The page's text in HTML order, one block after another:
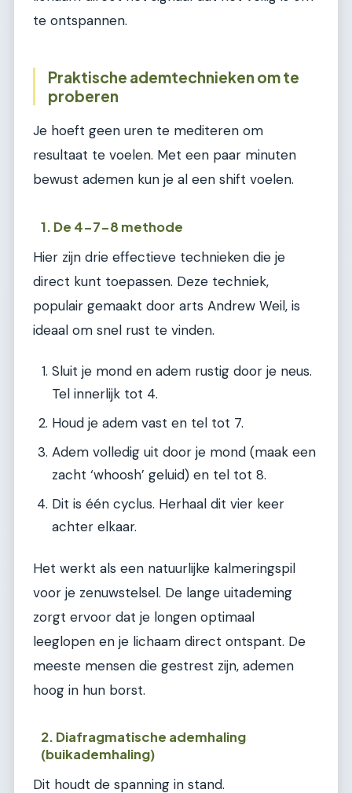
te ontspannen.
Praktische ademtechnieken om te
proberen
Je hoeft geen uren te mediteren om
resultaat te voelen. Met een paar minuten
bewust ademen kun je al een shift voelen.
1. De 4-7-8 methode
Hier zijn drie effectieve technieken die je
direct kunt toepassen. Deze techniek,
populair gemaakt door arts Andrew Weil, is
ideaal om snel rust te vinden.
Sluit je mond en adem rustig door je neus.
Tel innerlijk tot 4.
Houd je adem vast en tel tot 7.
Adem volledig uit door je mond (maak een
zacht ‘whoosh’ geluid) en tel tot 8.
Dit is één cyclus. Herhaal dit vier keer
achter elkaar.
Het werkt als een natuurlijke kalmeringspil
voor je zenuwstelsel. De lange uitademing
zorgt ervoor dat je longen optimaal
leeglopen en je lichaam direct ontspant. De
meeste mensen die gestrest zijn, ademen
hoog in hun borst.
2. Diafragmatische ademhaling
(buikademhaling)
Dit houdt de spanning in stand.